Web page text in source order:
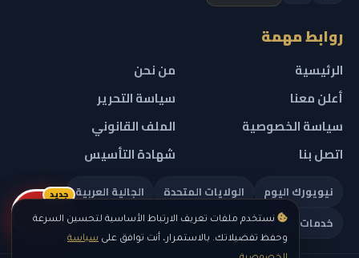
نستخدم ملفات تعريف الارتباط الأساسية لتحسين السرعة
وحفظ تفضيلاتك. بالاستمرار، أنت توافق على سياسة
روابط مهمة
الرئيسية
من نحن
أعلن معنا
سياسة التحرير
سياسة الخصوصية
الملف القانوني
اتصل بنا
شهادة التأسيس
نيويورك اليوم الولايات المتحدة
الجالية العربية
خدمات تهمك
ريلز
جديد